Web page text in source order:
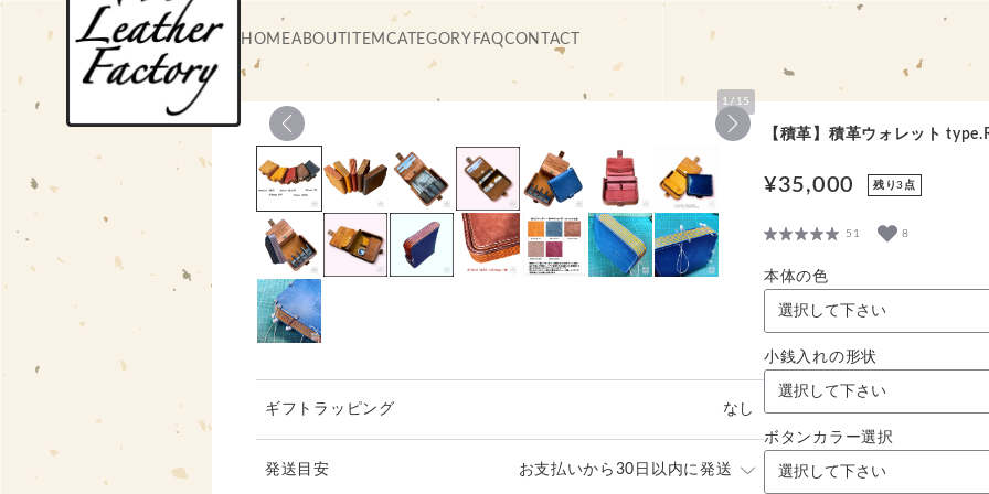
HOMEABOUT ITEMCATEGORY FAQCONTACT
1 / 15
ギフトラッピング なし
発送目安 お支払いから30日以内に発送
【積革】積革ウォレット
¥35,000 残り3点
51 8
本体の色
小銭入れの形状
ボタンカラー選択